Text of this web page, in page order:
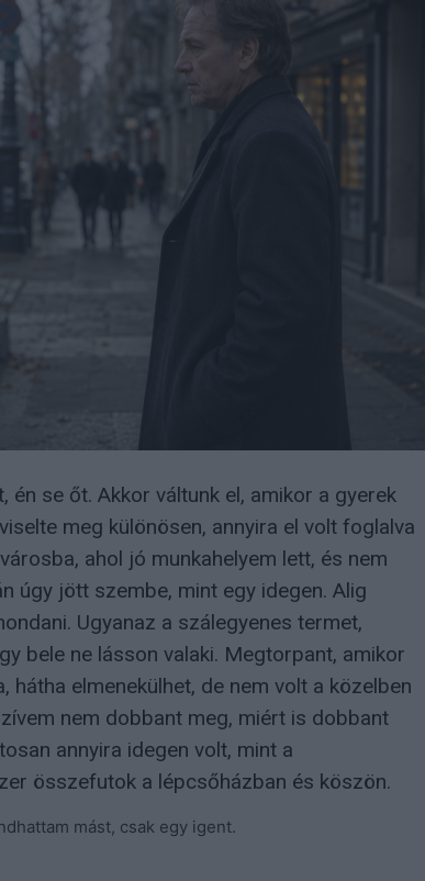
én se őt. Akkor váltunk el, amikor a gyerek
meg különösen, annyira el volt foglalva
ahol jó munkahelyem lett, és nem
úgy jött szembe, mint egy idegen. Alig
Ugyanaz a szálegyenes termet,
bele ne lásson valaki. Megtorpant, amikor
elmenekülhet, de nem volt a közelben
nem dobbant meg, miért is dobbant
annyira idegen volt, mint a
összefutok a lépcsőházban és köszön.
mást, csak egy igent.